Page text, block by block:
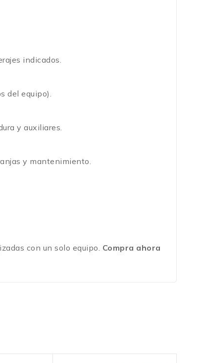
indicados.
del equipo).
y auxiliares.
y mantenimiento.
con un solo equipo. Compra ahora